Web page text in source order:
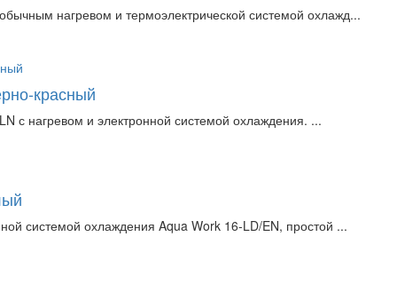
нагревом и термоэлектрической системой охлажд...
красный
с нагревом и электронной системой охлаждения. ...
системой охлаждения Aqua Work 16-LD/EN, простой ...